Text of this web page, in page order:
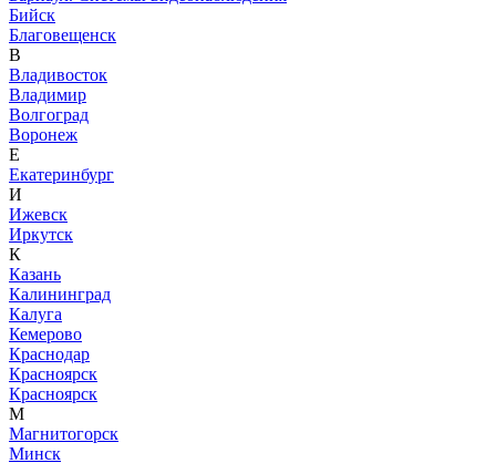
Бийск
Благовещенск
В
Владивосток
Владимир
Волгоград
Воронеж
Е
Екатеринбург
И
Ижевск
Иркутск
К
Казань
Калининград
Калуга
Кемерово
Краснодар
Красноярск
Красноярск
М
Магнитогорск
Минск